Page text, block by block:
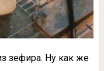
зефира. Ну как же